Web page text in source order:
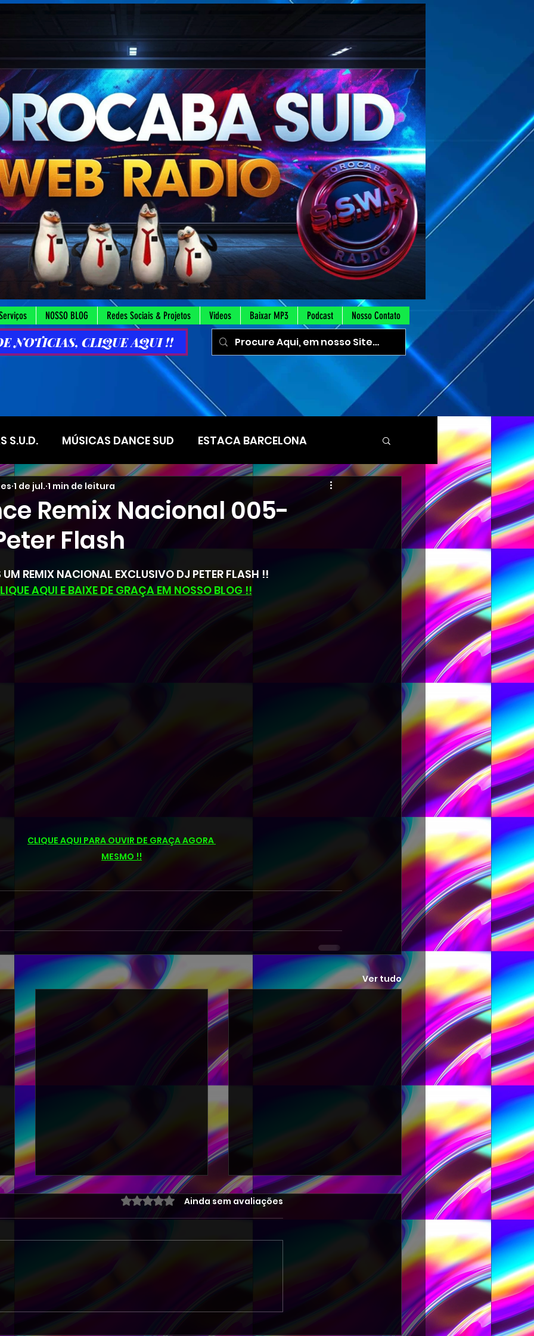
NOSSO BLOG Redes Sociais & Projetos Videos Baixar MP3 Podcast Nosso Contato
NOTICIAS, CLIQUE AQUI !!
S.U.D. MÚSICAS DANCE SUD ESTACA BARCELONA
SOROCABA Alas Sorocaba SUD
Novidades Sorocaba SUD
EVENTOS E ATIVIDADES SUD CLASSIFICADOS SOROCABA SUD
Remix Nacional 005-
Flash
1 de jul. 1 min de leitura
de 5 estrelas.
REMIX NACIONAL EXCLUSIVO DJ PETER FLASH !!
AQUI E BAIXE DE GRAÇA EM NOSSO BLOG !!
CLIQUE AQUI PARA OUVIR DE GRAÇA AGORA
MESMO !!
Ver tudo
DJ PETER FLASH 004-2026
DJ PETER FLASH 003-2026
Avaliado com 0 de 5 estrelas.
Ainda sem avaliações